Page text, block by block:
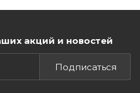
акций и новостей
Подписаться